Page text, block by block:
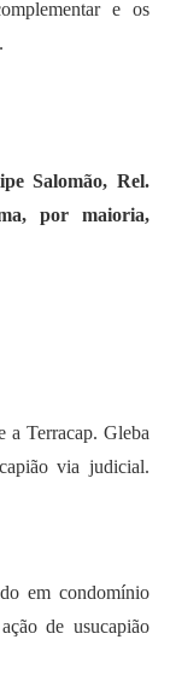
e os
Salomão, Rel.
por maioria,
a Terracap. Gleba
via judicial.
em condomínio
de usucapião